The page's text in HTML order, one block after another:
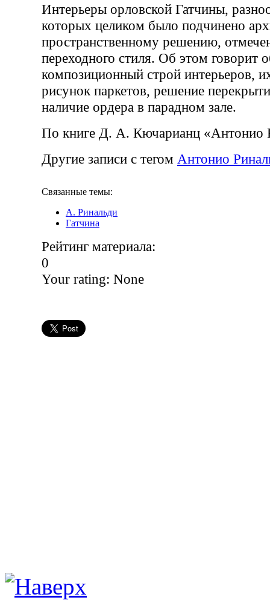
Интерьеры орловской Гатчины,
которых целиком было подчинено
пространственному решению,
переходного стиля. Об этом говорит
композиционный строй интерьеров,
рисунок паркетов, решение
наличие ордера в парадном зале.
По книге Д. А. Кючарианц «Антонио
Другие записи с тегом Антонио
Связанные темы:
А. Ринальди
Гатчина
Рейтинг материала:
0
Your rating: None